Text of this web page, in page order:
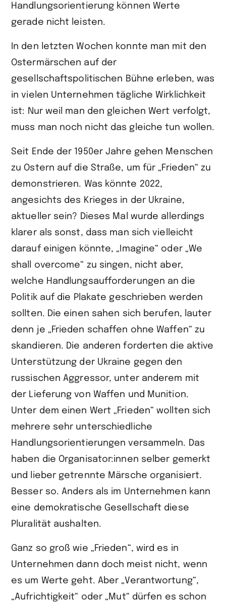
Handlungsorientierung können Werte
gerade nicht leisten.
In den letzten Wochen konnte man mit den
Ostermärschen auf der
gesellschaftspolitischen Bühne erleben, was
in vielen Unternehmen tägliche Wirklichkeit
ist: Nur weil man den gleichen Wert verfolgt,
muss man noch nicht das gleiche tun wollen.
Seit Ende der 1950er Jahre gehen Menschen
zu Ostern auf die Straße, um für „Frieden“ zu
demonstrieren. Was könnte 2022,
angesichts des Krieges in der Ukraine,
aktueller sein? Dieses Mal wurde allerdings
klarer als sonst, dass man sich vielleicht
darauf einigen könnte, „Imagine“ oder „We
shall overcome“ zu singen, nicht aber,
welche Handlungsaufforderungen an die
Politik auf die Plakate geschrieben werden
sollten. Die einen sahen sich berufen, lauter
denn je „Frieden schaffen ohne Waffen“ zu
skandieren. Die anderen forderten die aktive
Unterstützung der Ukraine gegen den
russischen Aggressor, unter anderem mit
der Lieferung von Waffen und Munition.
Unter dem einen Wert „Frieden“ wollten sich
mehrere sehr unterschiedliche
Handlungsorientierungen versammeln. Das
haben die Organisator:innen selber gemerkt
und lieber getrennte Märsche organisiert.
Besser so. Anders als im Unternehmen kann
eine demokratische Gesellschaft diese
Pluralität aushalten.
Ganz so groß wie „Frieden“, wird es in
Unternehmen dann doch meist nicht, wenn
es um Werte geht. Aber „Verantwortung“,
„Aufrichtigkeit“ oder „Mut“ dürfen es schon